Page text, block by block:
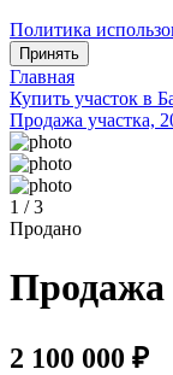
Политика
Принять
Главная
Купить участок в
Продажа участка,
1 / 3
Продано
Продажа
2 100 000 ₽